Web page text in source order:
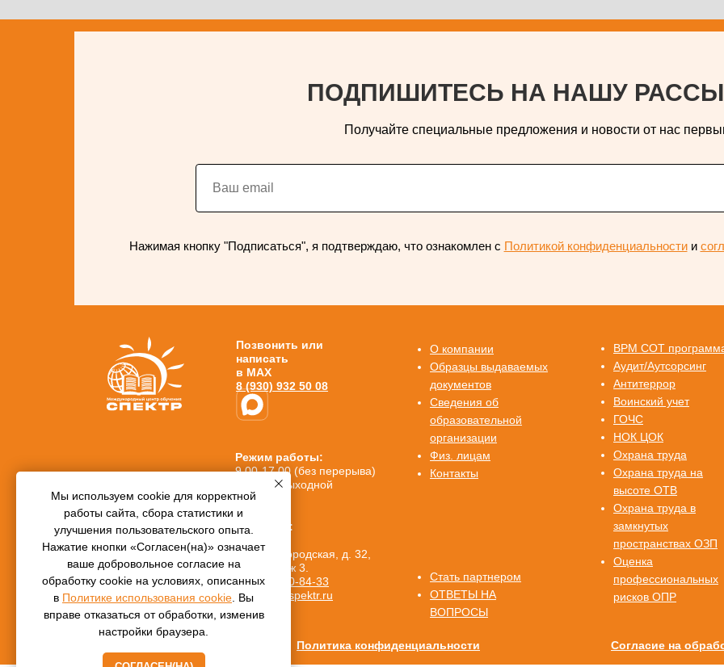
ПОДПИШИТЕСЬ НА НАШУ
Получайте специальные предложения и новости от нас
Нажимая кнопку "Подписаться", я подтверждаю, что ознакомлен с Политикой конфиденциальности и
Режим работы:
9.00-17.00 (без перерыва)
Сб-Вск.: выходной
Позвонить или
написать
в MAX
8 (930) 932 50 08
Контакты:
ул. Нижегородская, д. 32,
стр. 5, этаж 3.
8 (499) 450-84-33
info@ano-spektr.ru
Автономная
некоммерческая
организация
дополнительного
профессионального
образования
«Международный
центр обучения
«СПЕКТР»
Стать партнером
ОТВЕТЫ НА
ВОПРОСЫ
Согласие на
Политика конфиденциальности
ВРМ СОТ
Аудит/Аутсорсинг
Антитеррор
Воинский учет
ГОЧС
НОК ЦОК
Охрана труда
Охрана труда на
высоте ОТВ
Охрана труда в
замкнутых
пространствах ОЗП
Оценка
профессиональных
рисков ОПР
О компании
Образцы выдаваемых
документов
Сведения об
образовательной
организации
Физ. лицам
Контакты
Мы используем cookie для корректной
работы сайта, сбора статистики и
улучшения пользовательского опыта.
Нажатие кнопки «Согласен(на)» означает
ваше добровольное согласие на
обработку cookie на условиях, описанных
в Политике использования cookie. Вы
вправе отказаться от обработки, изменив
настройки браузера.